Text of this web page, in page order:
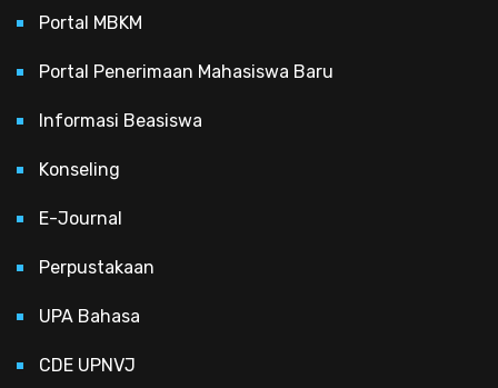
Portal MBKM
Portal Penerimaan Mahasiswa Baru
Informasi Beasiswa
Konseling
E-Journal
Perpustakaan
UPA Bahasa
CDE UPNVJ